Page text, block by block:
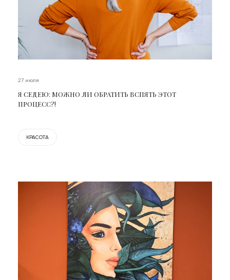
27 июля
Я СЕДЕЮ: МОЖНО ЛИ ОБРАТИТЬ ВСПЯТЬ ЭТОТ
ПРОЦЕСС?!
КРАСОТА